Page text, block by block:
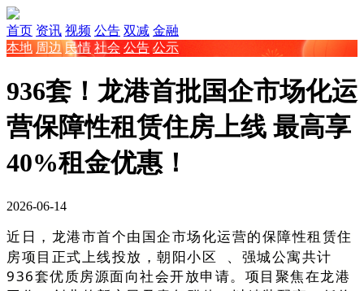
首页 资讯 视频 公告 双减 金融
本地 周边 民情 社会 公告 公示
936套！龙港首批国企市场化运
营保障性租赁住房上线 最高享
40%租金优惠！
2026-06-14
近日，龙港市首个由国企市场化运营的保障性租赁住
房项目正式上线投放， 朝阳小区
、强城公寓共计
936套优质房源面向社会开放申请。项目聚焦在龙港